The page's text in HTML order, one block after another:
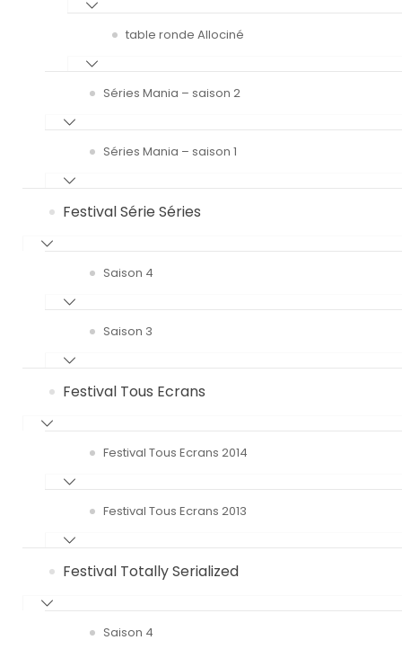
table ronde Allociné
Séries Mania – saison 2
Séries Mania – saison 1
Festival Série Séries
Saison 4
Saison 3
Festival Tous Ecrans
Festival Tous Ecrans 2014
Festival Tous Ecrans 2013
Festival Totally Serialized
Saison 4